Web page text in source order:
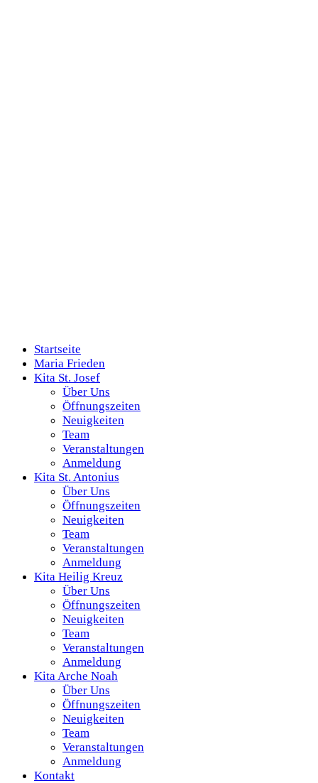
Startseite
Maria Frieden
Kita St. Josef
Über Uns
Öffnungszeiten
Neuigkeiten
Team
Veranstaltungen
Anmeldung
Kita St. Antonius
Über Uns
Öffnungszeiten
Neuigkeiten
Team
Veranstaltungen
Anmeldung
Kita Heilig Kreuz
Über Uns
Öffnungszeiten
Neuigkeiten
Team
Veranstaltungen
Anmeldung
Kita Arche Noah
Über Uns
Öffnungszeiten
Neuigkeiten
Team
Veranstaltungen
Anmeldung
Kontakt